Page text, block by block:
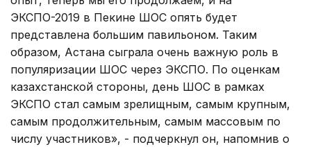
ЭКСПО-2019 в Пекине ШОС опять будет
представлена большим павильоном. Таким
образом, Астана сыграла очень важную роль в
популяризации ШОС через ЭКСПО. По оценкам
казахстанской стороны, день ШОС в рамках
ЭКСПО стал самым зрелищным, самым крупным,
самым продолжительным, самым массовым по
числу участников», - подчеркнул он, напомнив о